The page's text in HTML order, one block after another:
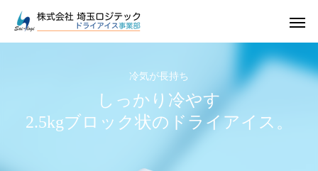
冷気が長持ち
しっかり冷やす
2.5kgブロック状のドライアイス。